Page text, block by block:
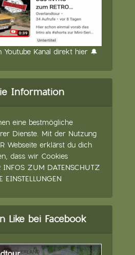
Youtube Kanal direkt hier 🔔
Information
eine bestmögliche
Dienste. Mit der Nutzung
Webseite erklärst du dich
dass wir Cookies
INFOS ZUM DATENSCHUTZ
Like bei Facebook